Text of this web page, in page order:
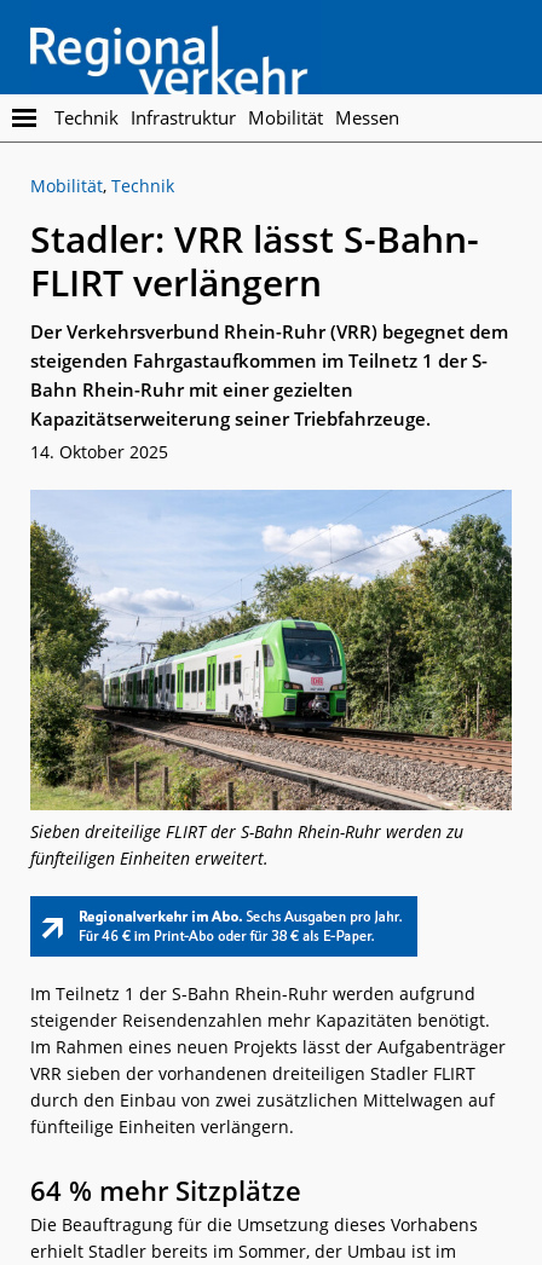
main
content
footer
Regionalverkehr
Die
Fachzeitschrift
den
Personennahverkehr
Technik Infrastruktur Mobilität Messen
Mobilität, Technik
Stadler: VRR lässt S-Bahn-
FLIRT verlängern
Der Verkehrsverbund Rhein-Ruhr (VRR) begegnet dem
steigenden Fahrgastaufkommen im Teilnetz 1 der S-
Bahn Rhein-Ruhr mit einer gezielten
Kapazitätserweiterung seiner Triebfahrzeuge.
14. Oktober 2025
Sieben dreiteilige FLIRT der S-Bahn Rhein-Ruhr werden zu
fünfteiligen Einheiten erweitert.
Im Teilnetz 1 der S-Bahn Rhein-Ruhr werden aufgrund
steigender Reisendenzahlen mehr Kapazitäten benötigt.
Im Rahmen eines neuen Projekts lässt der Aufgabenträger
VRR sieben der vorhandenen dreiteiligen Stadler FLIRT
durch den Einbau von zwei zusätzlichen Mittelwagen auf
fünfteilige Einheiten verlängern.
64 % mehr Sitzplätze
Die Beauftragung für die Umsetzung dieses Vorhabens
erhielt Stadler bereits im Sommer, der Umbau ist im